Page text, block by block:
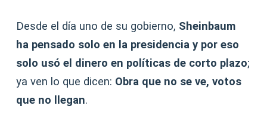
Desde el día uno de su gobierno, Sheinbaum
ha pensado solo en la presidencia y por eso
solo usó el dinero en políticas de corto plazo;
ya ven lo que dicen: Obra que no se ve, votos
que no llegan.